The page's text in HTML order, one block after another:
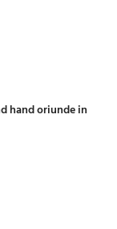
hand oriunde in